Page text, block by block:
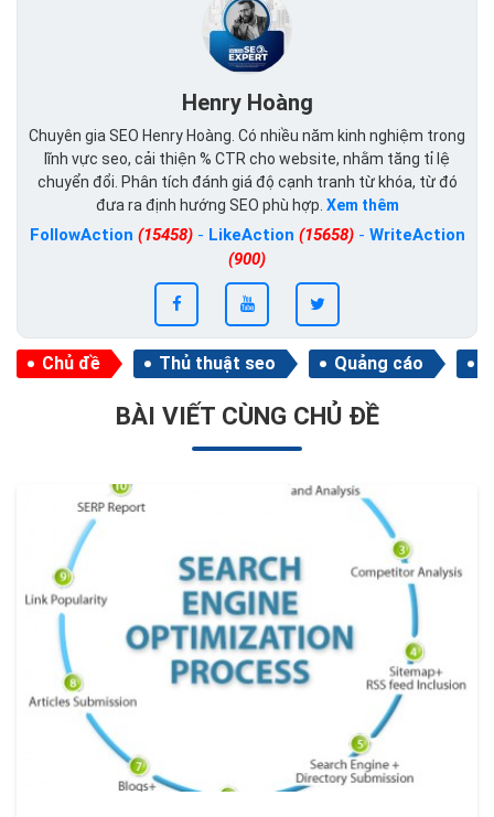
Henry Hoàng
Chuyên gia SEO Henry Hoàng. Có nhiều năm kinh nghiệm trong
lĩnh vực seo, cải thiện % CTR cho website, nhằm tăng tỉ lệ
chuyển đổi. Phân tích đánh giá độ cạnh tranh từ khóa, từ đó
đưa ra định hướng SEO phù hợp. Xem thêm
FollowAction (15458)- LikeAction (15658)- WriteAction
(900)
Chủ đề Thủ thuật seo Quảng cáo
BÀI VIẾT CÙNG CHỦ ĐỀ